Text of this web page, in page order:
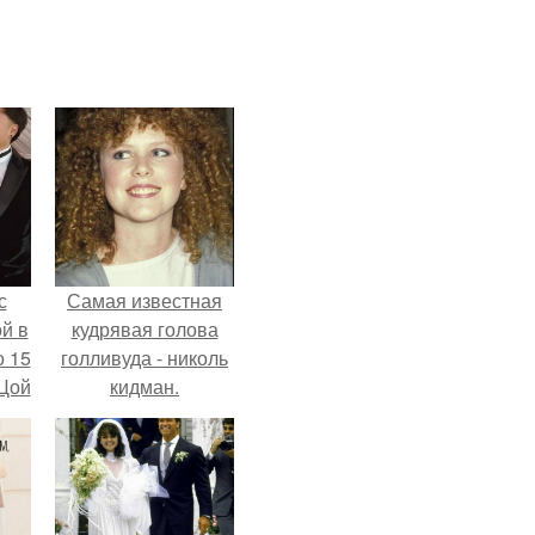
в
15
Самая известная
кудрявая голова
голливуда - николь
кидман.